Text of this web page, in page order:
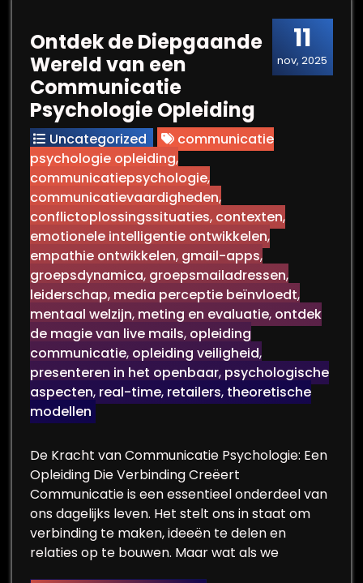
11
nov, 2025
Ontdek de Diepgaande
Wereld van een
Communicatie
Psychologie Opleiding
Uncategorized
communicatie
psychologie opleiding,
communicatiepsychologie,
communicatievaardigheden,
conflictoplossingssituaties, contexten,
emotionele intelligentie ontwikkelen,
empathie ontwikkelen, gmail-apps,
groepsdynamica, groepsmailadressen,
leiderschap, media perceptie beïnvloedt,
mentaal welzijn, meting en evaluatie, ontdek
de magie van live mails, opleiding
communicatie, opleiding veiligheid,
presenteren in het openbaar, psychologische
aspecten, real-time, retailers, theoretische
modellen
De Kracht van Communicatie Psychologie: Een
Opleiding Die Verbinding Creëert
Communicatie is een essentieel onderdeel van
ons dagelijks leven. Het stelt ons in staat om
verbinding te maken, ideeën te delen en
relaties op te bouwen. Maar wat als we